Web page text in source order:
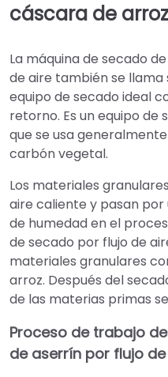
cáscara de arroz
La máquina de secado
de aire también se llama
equipo de secado ideal
retorno. Es un equipo de
que se usa
carbón vegetal.
Los materiales
aire caliente y pasan
de humedad en el
de secado por flujo de
materiales granulares
arroz. Después del
de las materias primas
Proceso de trabajo
de aserrín por flujo